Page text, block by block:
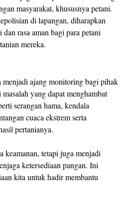
masyarakat, khususnya petani.
di lapangan, diharapkan
rasa aman bagi para petani
mereka.
ajang monitoring bagi pihak
yang dapat menghambat
serangan hama, kendala
cuaca ekstrem serta
pertanianya.
keamanan, tetapi juga menjadi
ketersediaan pangan. Ini
kita untuk hadir membantu